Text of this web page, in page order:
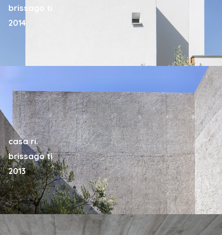
brissago ti
2014
casa ri.
brissago ti
2013